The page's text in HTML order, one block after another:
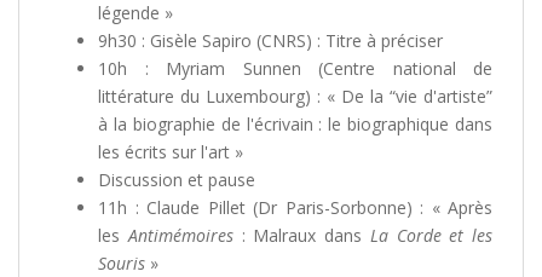
légende »
9h30 : Gisèle Sapiro (CNRS) : Titre à préciser
10h : Myriam Sunnen (Centre national de
littérature du Luxembourg) : « De la “vie d'artiste”
à la biographie de l'écrivain : le biographique dans
les écrits sur l'art »
Discussion et pause
11h : Claude Pillet (Dr Paris-Sorbonne) : « Après
lesAntimémoires : Malraux dans La Corde et les
Souris »